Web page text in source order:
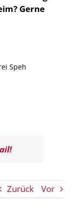
Gerne
Speh
Zurück Vor